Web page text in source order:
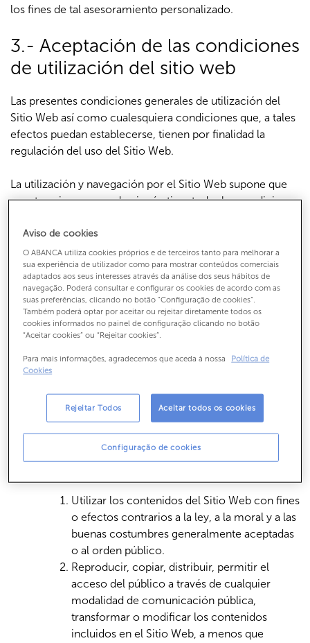
los fines de tal asesoramiento personalizado.
3.- Aceptación de las condiciones
de utilización del sitio web
Las presentes condiciones generales de utilización del
Sitio Web así como cualesquiera condiciones que, a tales
efectos puedan establecerse, tienen por finalidad la
regulación del uso del Sitio Web.
La utilización y navegación por el Sitio Web supone que
aceptas, sin reservas de ningún tipo, todas las condiciones
aceptas voluntariamente que el acceso y el uso del Sitio
web se realiza bajo tu propia y exclusiva responsabilidad.
ABANCA se reserva el derecho a modificar
unilateralmente, en cualquier momento y sin previo aviso,
el contenido del Sitio Web y del presente Aviso Legal con
la finalidad de adaptarse a cambios operativos, técnicos o
periódicamente y con carácter previo a la navegación por
Por el mero hecho de entrar y navegar por el Sitio Web te
comprometes a utilizar éste y los contenidos ofrecidos
en el mismo de forma diligente, correcta y lícita y, en
Utilizar los contenidos del Sitio Web con fines
o efectos contrarios a la ley, a la moral y a las
buenas costumbres generalmente aceptadas
o al orden público.
Reproducir, copiar, distribuir, permitir el
acceso del público a través de cualquier
modalidad de comunicación pública,
transformar o modificar los contenidos
incluidos en el Sitio Web, a menos que
Aviso de cookies
O ABANCA utiliza cookies próprios e de terceiros tanto para melhorar a
sua experiência de utilizador como para mostrar conteúdos comerciais
adaptados aos seus interesses através da análise dos seus hábitos de
navegação. Poderá consultar e configurar os cookies de acordo com as
suas preferências, clicando no botão "Configuração de cookies”.
Também poderá optar por aceitar ou rejeitar diretamente todos os
cookies informados no painel de configuração clicando no botão
“Aceitar cookies” ou “Rejeitar cookies”.
Para mais informações, agradecemos que aceda à nossa
Política de
Cookies
Configuração de cookies
Rejeitar Todos Aceitar todos os cookies